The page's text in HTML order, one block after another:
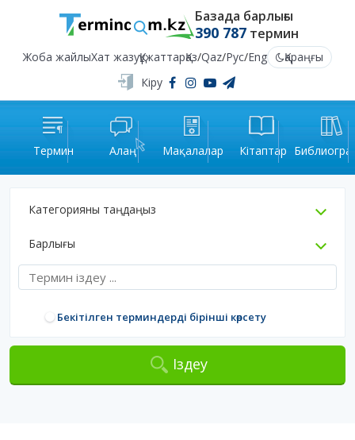
Базада барлығы
390 787термин
Жоба жайлыХат жазуҚұжаттарҚаз/Qaz/Рус/Eng
Қараңғы
Кіру
Термин Алаң Мақалалар Кітаптар
Категорияны таңдаңыз
Барлығы
Бекітілген терминдерді бірінші көрсету
Іздеу